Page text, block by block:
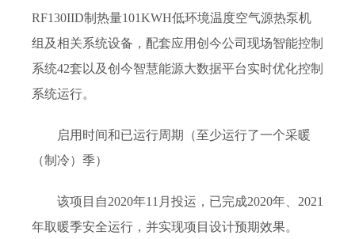
RF130IID制热量101KWH低环境温度空气源热泵机
组及相关系统设备，配套应用创今公司现场智能控制
系统42套以及创今智慧能源大数据平台实时优化控制
系统运行。
启用时间和已运行周期（至少运行了一个采暖
（制冷）季）
该项目自2020年11月投运，已完成2020年、2021
年取暖季安全运行，并实现项目设计预期效果。